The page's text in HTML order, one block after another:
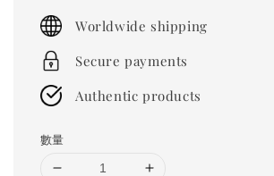
price
Worldwide shipping
Secure payments
Authentic products
數量